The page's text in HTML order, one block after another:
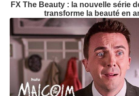
FX The Beauty : la nouvelle série
transforme la beauté en